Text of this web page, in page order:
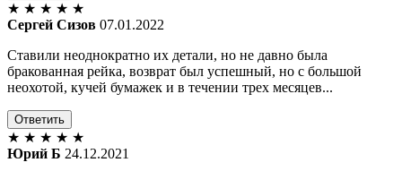
★ ★ ★ ★ ★
Сергей Сизов 07.01.2022
Ставили неоднократно их детали, но не давно была
бракованная рейка, возврат был успешный, но с большой
неохотой, кучей бумажек и в течении трех месяцев...
Ответить
★ ★ ★ ★ ★
Юрий Б 24.12.2021